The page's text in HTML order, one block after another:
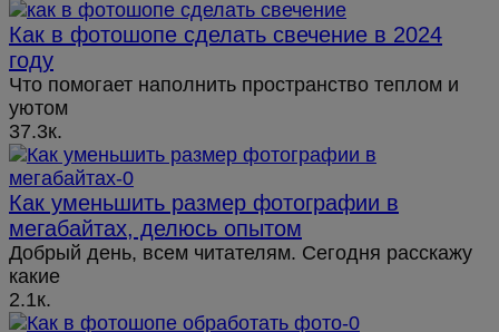
Как в фотошопе сделать свечение в 2024
году
Что помогает наполнить пространство теплом и
уютом
37.3к.
Как уменьшить размер фотографии в
мегабайтах, делюсь опытом
Добрый день, всем читателям. Сегодня расскажу
какие
2.1к.